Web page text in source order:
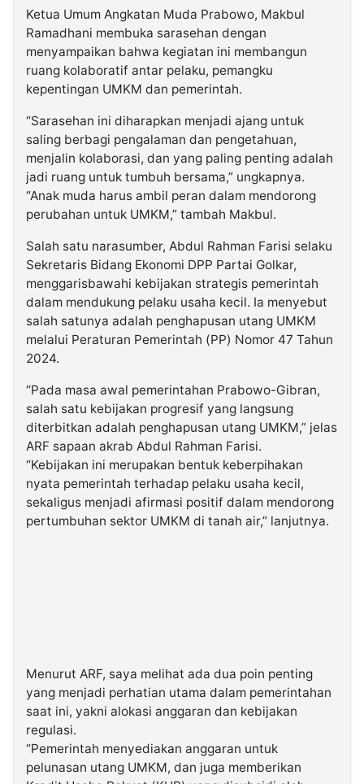
Ketua Umum Angkatan Muda Prabowo, Makbul
Ramadhani membuka sarasehan dengan
menyampaikan bahwa kegiatan ini membangun
ruang kolaboratif antar pelaku, pemangku
kepentingan UMKM dan pemerintah.
“Sarasehan ini diharapkan menjadi ajang untuk
saling berbagi pengalaman dan pengetahuan,
menjalin kolaborasi, dan yang paling penting adalah
jadi ruang untuk tumbuh bersama,” ungkapnya.
“Anak muda harus ambil peran dalam mendorong
perubahan untuk UMKM,” tambah Makbul.
Salah satu narasumber, Abdul Rahman Farisi selaku
Sekretaris Bidang Ekonomi DPP Partai Golkar,
menggarisbawahi kebijakan strategis pemerintah
dalam mendukung pelaku usaha kecil. Ia menyebut
salah satunya adalah penghapusan utang UMKM
melalui Peraturan Pemerintah (PP) Nomor 47 Tahun
2024.
“Pada masa awal pemerintahan Prabowo-Gibran,
salah satu kebijakan progresif yang langsung
diterbitkan adalah penghapusan utang UMKM,” jelas
ARF sapaan akrab Abdul Rahman Farisi.
“Kebijakan ini merupakan bentuk keberpihakan
nyata pemerintah terhadap pelaku usaha kecil,
sekaligus menjadi afirmasi positif dalam mendorong
pertumbuhan sektor UMKM di tanah air,” lanjutnya.
Menurut ARF, saya melihat ada dua poin penting
yang menjadi perhatian utama dalam pemerintahan
saat ini, yakni alokasi anggaran dan kebijakan
regulasi.
“Pemerintah menyediakan anggaran untuk
pelunasan utang UMKM, dan juga memberikan